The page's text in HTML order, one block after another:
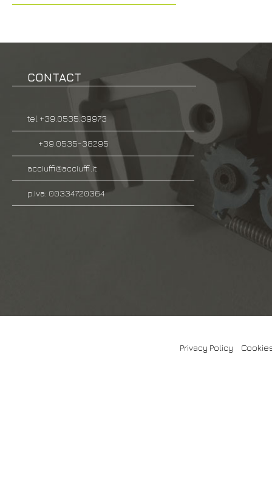
CONTACT
tel +39.0535.39973
+39.0535-38295
acciuffi@acciuffi.it
p.iva: 00334720364
Privacy Policy